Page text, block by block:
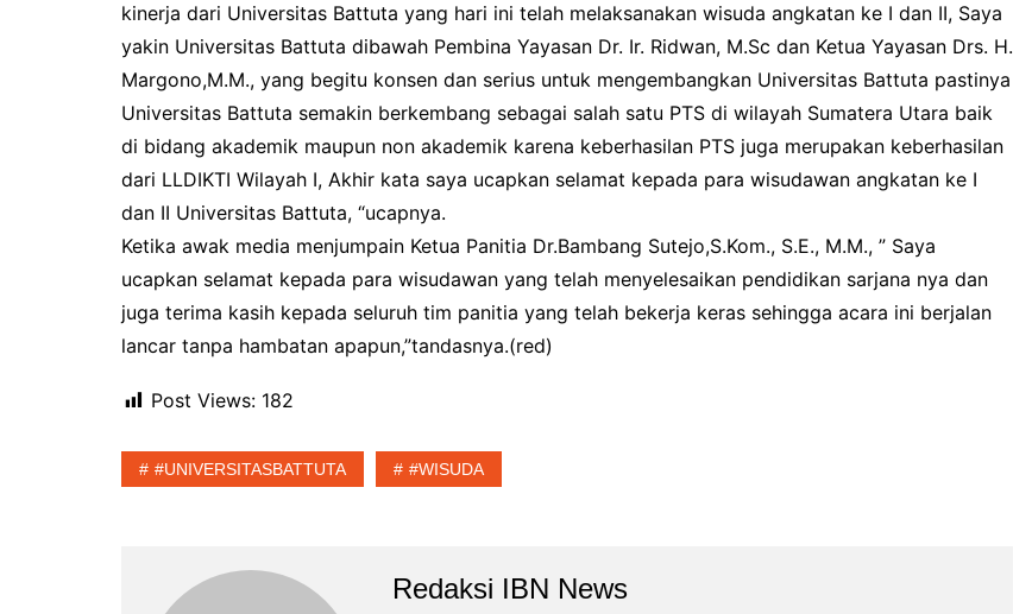
kinerja dari Universitas Battuta yang hari ini telah melaksanakan wisuda angkatan ke I dan II, Saya
yakin Universitas Battuta dibawah Pembina Yayasan Dr. Ir. Ridwan, M.Sc dan Ketua Yayasan Drs. H.
Margono,M.M., yang begitu konsen dan serius untuk mengembangkan Universitas Battuta pastinya
Universitas Battuta semakin berkembang sebagai salah satu PTS di wilayah Sumatera Utara baik
di bidang akademik maupun non akademik karena keberhasilan PTS juga merupakan keberhasilan
dari LLDIKTI Wilayah I, Akhir kata saya ucapkan selamat kepada para wisudawan angkatan ke I
dan II Universitas Battuta, “ucapnya.
Ketika awak media menjumpain Ketua Panitia Dr.Bambang Sutejo,S.Kom., S.E., M.M., ” Saya
ucapkan selamat kepada para wisudawan yang telah menyelesaikan pendidikan sarjana nya dan
juga terima kasih kepada seluruh tim panitia yang telah bekerja keras sehingga acara ini berjalan
lancar tanpa hambatan apapun,”tandasnya.(red)
Post Views: 182
#UNIVERSITASBATTUTA #WISUDA
Redaksi IBN News